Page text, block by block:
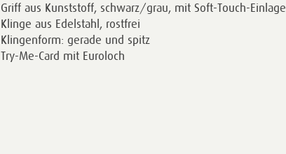
Griff aus Kunststoff, schwarz/grau, mit Soft-Touch-Einlage
Klinge aus Edelstahl, rostfrei
Klingenform: gerade und spitz
Try-Me-Card mit Euroloch